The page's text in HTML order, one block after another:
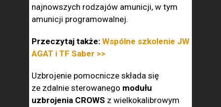
najnowszych rodzajów amunicji, w tym
amunicji programowalnej.
Przeczytaj także: Wspólne szkolenie JW
AGAT i TF Saber >>
Uzbrojenie pomocnicze składa się
ze zdalnie sterowanego modułu
uzbrojenia CROWS z wielkokalibrowym